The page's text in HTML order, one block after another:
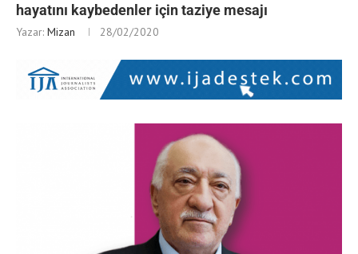
hayatını kaybedenler için taziye mesajı
Yazar: Mizan 28/02/2020